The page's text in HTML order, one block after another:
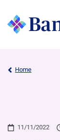
Home
11/11/2022